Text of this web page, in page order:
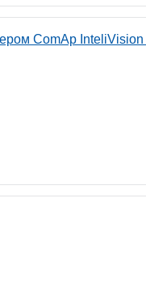
ComAp InteliVision